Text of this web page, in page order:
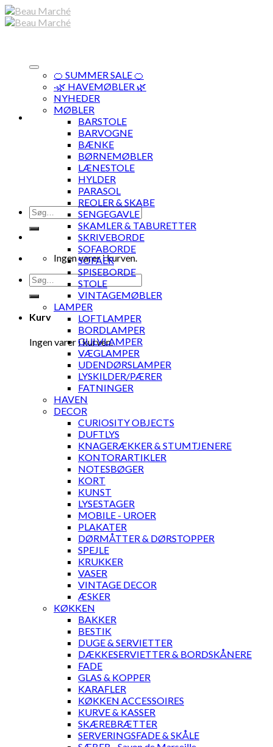
Skip
to
Søg
efter:
Ingen varer i kurven.
Søg
efter:
Kurv
Ingen varer i kurven.
🍊 SUMMER SALE 🍊
·🌿 HAVEMØBLER 🌿
NYHEDER
MØBLER
BARSTOLE
BARVOGNE
BÆNKE
BØRNEMØBLER
LÆNESTOLE
HYLDER
PARASOL
REOLER & SKABE
SENGEGAVLE
SKAMLER & TABURETTER
SKRIVEBORDE
SOFABORDE
SOFAER
SPISEBORDE
STOLE
VINTAGEMØBLER
LAMPER
LOFTLAMPER
BORDLAMPER
GULVLAMPER
VÆGLAMPER
UDENDØRSLAMPER
LYSKILDER/PÆRER
FATNINGER
HAVEN
DECOR
CURIOSITY OBJECTS
DUFTLYS
KNAGERÆKKER & STUMTJENERE
KONTORARTIKLER
NOTESBØGER
KORT
KUNST
LYSESTAGER
MOBILE - UROER
PLAKATER
DØRMÅTTER & DØRSTOPPER
SPEJLE
KRUKKER
VASER
VINTAGE DECOR
ÆSKER
KØKKEN
BAKKER
BESTIK
DUGE & SERVIETTER
DÆKKESERVIETTER & BORDSKÅNERE
FADE
GLAS & KOPPER
KARAFLER
KØKKEN ACCESSOIRES
KURVE & KASSER
SKÆREBRÆTTER
SERVERINGSFADE & SKÅLE